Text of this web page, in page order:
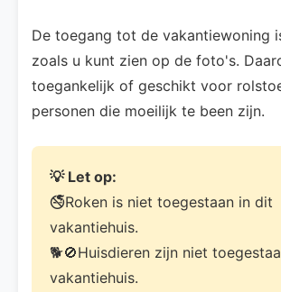
De toegang tot de vakantiewoning
zoals u kunt zien op de foto's.
toegankelijk of geschikt voor
personen die moeilijk te been zijn.
💡 Let op:
🚭Roken is niet toegestaan in dit
vakantiehuis.
🐕🚫Huisdieren zijn niet
vakantiehuis.